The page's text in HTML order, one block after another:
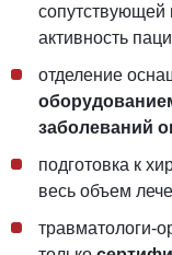
сопутствующей
активность
отделение
заболеваний
подготовка к
весь объем
травматологи-